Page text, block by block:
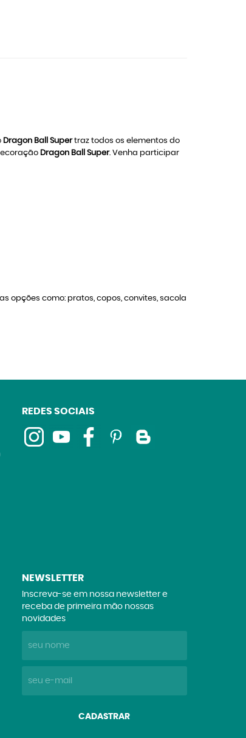
Dragon Ball Supertraz todos os elementos do
Dragon Ball Super. Venha participar
opções como: pratos, copos, convites, sacola
REDES SOCIAIS
NEWSLETTER
Inscreva-se em nossa newsletter e
receba de primeira mão nossas
novidades
CADASTRAR